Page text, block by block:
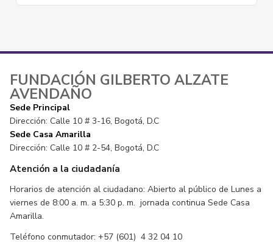
FUNDACIÓN GILBERTO ALZATE
AVENDAÑO
Sede Principal
Dirección: Calle 10 # 3-16, Bogotá, D.C
Sede Casa Amarilla
Dirección: Calle 10 # 2-54, Bogotá, D.C
Atención a la ciudadanía
Horarios de atención al ciudadano: Abierto al público de Lunes a
viernes de 8:00 a. m. a 5:30 p. m. jornada continua Sede Casa
Amarilla.
Teléfono conmutador: +57 (601) 4 32 04 10